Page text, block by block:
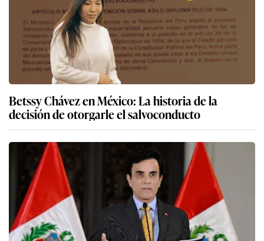
Betssy Chávez en México: La historia de la
decisión de otorgarle el salvoconducto